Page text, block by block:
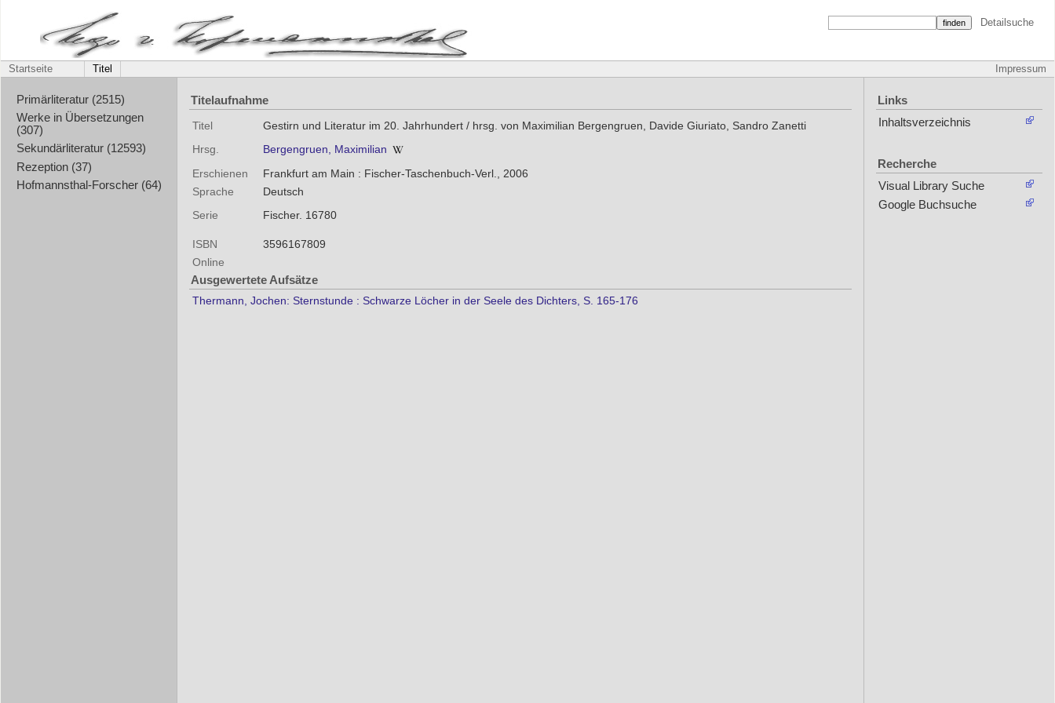
Detailsuche
Impressum
Startseite Titel
Primärliteratur (2515)
Werke in Übersetzungen
(307)
Sekundärliteratur (12593)
Rezeption (37)
Hofmannsthal-Forscher (64)
Titelaufnahme
Titel
Gestirn und Literatur im 20. Jahrhundert / hrsg. von Maximilian Bergengruen, Davide Giuriato, Sandro Zanetti
Hrsg.
Bergengruen, Maximilian
Erschienen
Frankfurt am Main : Fischer-Taschenbuch-Verl., 2006
Sprache
Deutsch
Serie
Fischer. 16780
ISBN
3596167809
Online
Ausgewertete Aufsätze
Thermann, Jochen: Sternstunde : Schwarze Löcher in der Seele des Dichters, S. 165-176
Links
Inhaltsverzeichnis
Recherche
Visual Library Suche
Google Buchsuche